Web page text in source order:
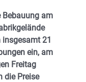
Bebauung am
insgesamt 21
ein, am
Freitag
die Preise